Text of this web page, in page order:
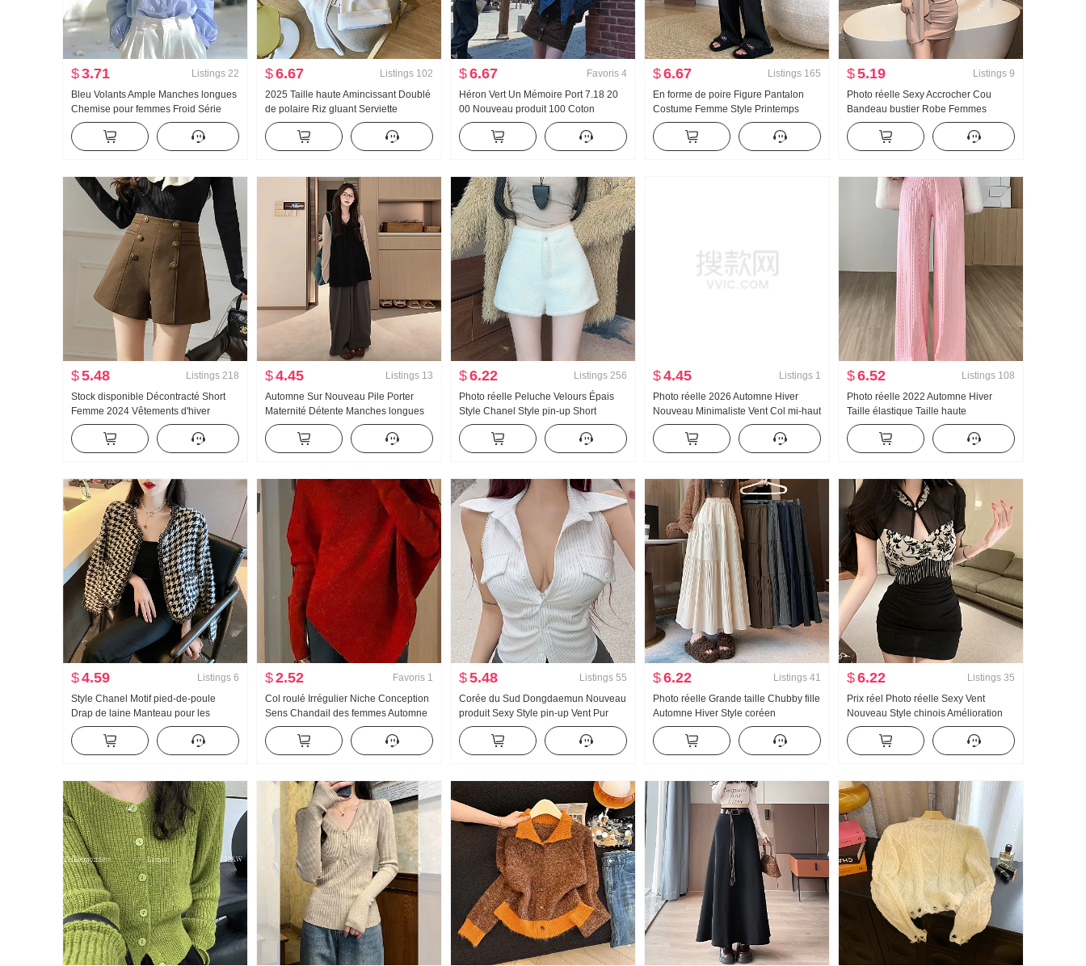
$3.71 Listings 22
Bleu Volants Ample Manches longues
Chemise pour femmes Froid Série
Avancé Sens Dopamine Top 2025
Printemps et automne Nouveau
$6.67 Listings 102
2025 Taille haute Amincissant Doublé
de polaire Riz gluant Serviette
Cachemire Pantalon large Hiver
Féminin Détendu Vertical Sens Traîne
Droit Pantalon décontracté
$6.67 Favoris 4
Héron Vert Un Mémoire Port 7.18 20
00 Nouveau produit 100 Coton
peigné Classique Port Vent Rétro
Denim Chemise pour femmes
$6.67 Listings 165
En forme de poire Figure Pantalon
Costume Femme Style Printemps
Taille haute Vertical Sens Chubby fille
Grande taille Droit Décontracté Traîne
Pantalon large Printemps et automne
$5.19 Listings 9
Photo réelle Sexy Accrocher Cou
Bandeau bustier Robe Femmes
Plissé Ajusté Coupe moulante Mini-
jupe Sexy Élégante Fête Petit Cadeau
Jupe
$5.48 Listings 218
Stock disponible Décontracté Short
Femme 2024 Vêtements d'hiver
Nouveau Taille haute Costume Drap
de laine Short Boutonnage Drap Un
mot Pantalon large
$4.45 Listings 13
Automne Sur Nouveau Pile Porter
Maternité Détente Manches longues
Débardeur Pantalon large Ensemble
trois pièces Ensemble
$6.22 Listings 256
Photo réelle Peluche Velours Épais
Style Chanel Style pin-up Short
Femme 2024 Automne Hiver Taille
haute Polyvalent Un mot Pantalon
large Pantalon bottes
$4.45 Listings 1
Photo réelle 2026 Automne Hiver
Nouveau Minimaliste Vent Col mi-haut
Manches ballon Couleur unie Laine
Pull en tricot Femme
$6.52 Listings 108
Photo réelle 2022 Automne Hiver
Taille élastique Taille haute
Amincissant Sac Noyau Fil Tricoté
Kuo Jambe Droit Traîne Pantalon
Femme Tendance
$4.59 Listings 6
Style Chanel Motif pied-de-poule
Drap de laine Manteau pour les
femmes Automne 2022 Année
Nouveau Élégance Avancé Sens
Court Top ins Tendance
$2.52 Favoris 1
Col roulé Irrégulier Niche Conception
Sens Chandail des femmes Automne
Hiver Style coréen Ample Détente
Vent doux Glutineux Tricoté Top Épais
$5.48 Listings 55
Corée du Sud Dongdaemun Nouveau
produit Sexy Style pin-up Vent Pur
Désir Féminin Col rabattu Rayures
Moulant Sans manches Chemise
$6.22 Listings 41
Photo réelle Grande taille Chubby fille
Automne Hiver Style coréen
Polyvalent Drap de laine Grande
balançoire Parapluie Jupe Taille
haute ins Super Feu Jupe trapèze
$6.22 Listings 35
Prix réel Photo réelle Sexy Vent
Nouveau Style chinois Amélioration
Qipao Franges Robe Nouveau
Élégance Absolument magnifique
Coupe moulante Mini-jupe